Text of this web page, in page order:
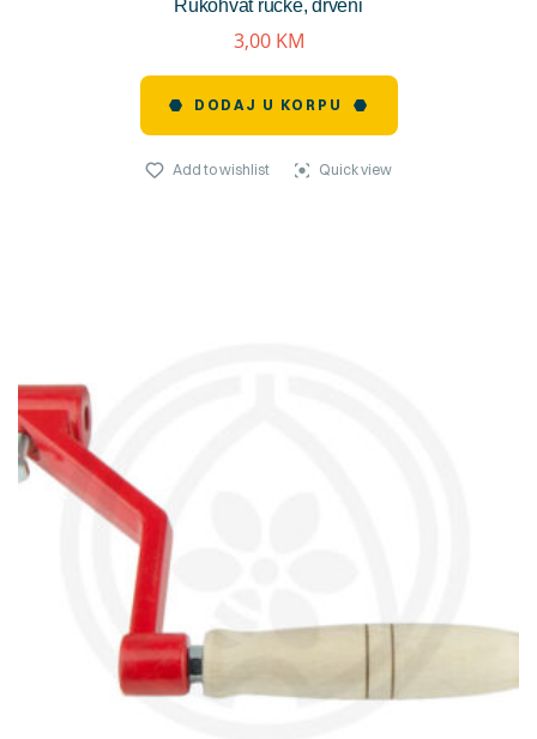
Rukohvat ručke, drveni
reviews)
3,00 KM
DODAJ U KORPU
Add to wishlist Quick view